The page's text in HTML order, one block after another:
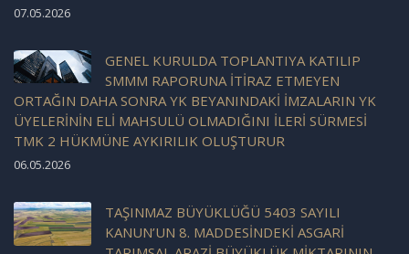
07.05.2026
GENEL KURULDA TOPLANTIYA KATILIP
SMMM RAPORUNA İTİRAZ ETMEYEN
ORTAĞIN DAHA SONRA YK BEYANINDAKİ İMZALARIN YK
ÜYELERİNİN ELİ MAHSULÜ OLMADIĞINI İLERİ SÜRMESİ
TMK 2 HÜKMÜNE AYKIRILIK OLUŞTURUR
06.05.2026
TAŞINMAZ BÜYÜKLÜĞÜ 5403 SAYILI
KANUN’UN 8. MADDESİNDEKİ ASGARİ